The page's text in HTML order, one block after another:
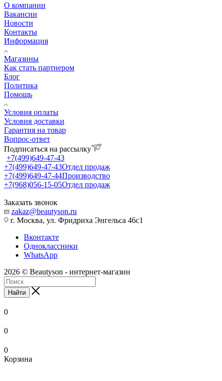
О компании
Вакансии
Новости
Контакты
Информация
Магазины
Как стать партнером
Блог
Политика
Помощь
Условия оплаты
Условия доставки
Гарантия на товар
Вопрос-ответ
Подписаться на рассылку
+7(499)649-47-43
+7(499)649-47-43Отдел продаж
+7(499)649-47-44Производство
+7(968)056-15-05Отдел продаж
Заказать звонок
zakaz@beautyson.ru
г. Москва, ул. Фридриха Энгельса 46с1
Вконтакте
Одноклассники
WhatsApp
2026 © Beautyson - интернет-магазин
Найти
0
0
0
Корзина